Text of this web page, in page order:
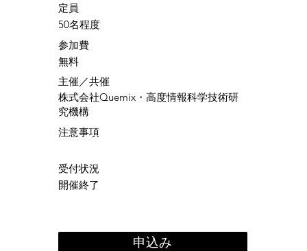
定員
50名程度
参加費
無料
​主催／共催
株式会社Quemix・高度情報科学技術研
究機構
注意事項
受付状況
開催終了
申込み